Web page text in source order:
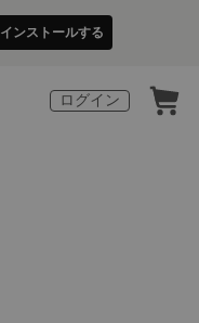
インストールする
ログイン